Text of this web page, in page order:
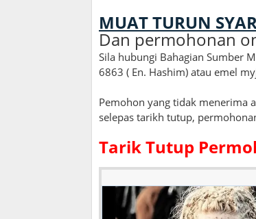
MUAT TURUN
Dan permohonan
Sila hubungi Bahagian Sumber
6863 ( En. Hashim) atau emel
Pemohon yang tidak menerima
selepas tarikh tutup,
Tarik Tutup